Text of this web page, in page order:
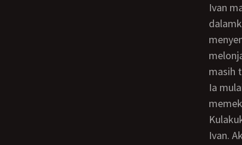
Ivan masuk terdengar decitan suara pintu kamar mandi. Ia memegang celana
masih
Ia mulai menggosok penisnya. Ia menciumi celana dalam itu dibagian pantat dan
Ivan.